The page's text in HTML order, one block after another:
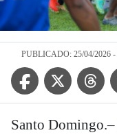
PUBLICADO: 25/04/2026
Facebook IconTwitter Icon
Threads
Santo